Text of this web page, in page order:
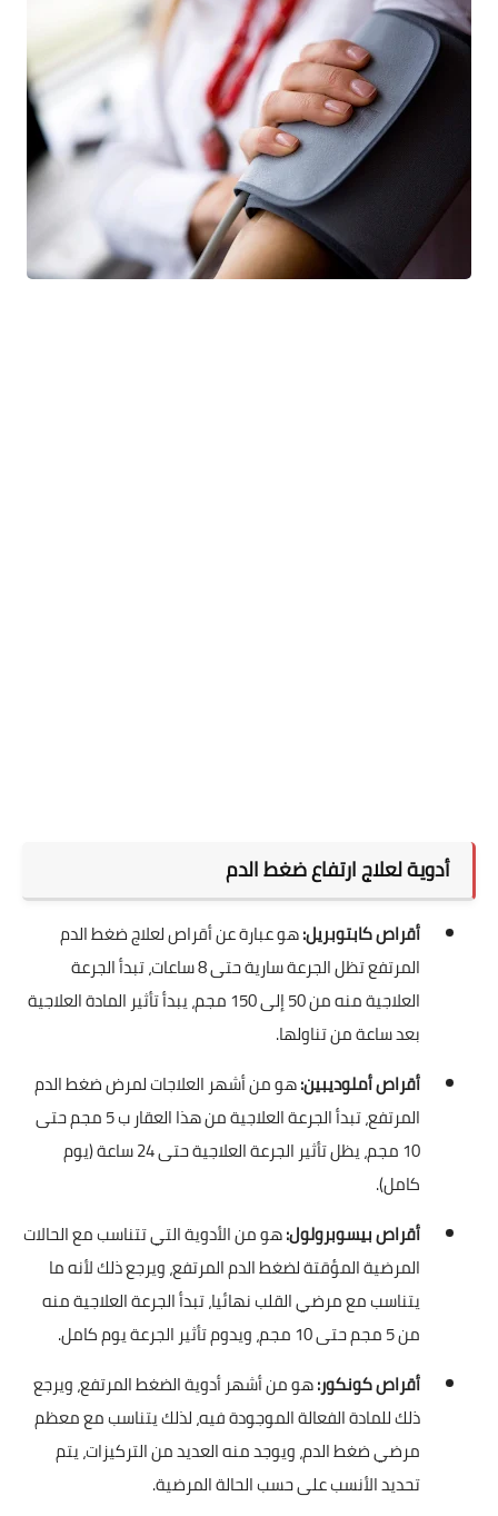
أدوية لعلاج ارتفاع ضغط الدم
أقراص كابتوبريل:هو عبارة عن أقراص لعلاج ضغط الدم
المرتفع تظل الجرعة سارية حتى 8 ساعات، تبدأ الجرعة
العلاجية منه من 50 إلى 150 مجم، يبدأ تأثير المادة العلاجية
بعد ساعة من تناولها.
أقراص أملوديبين:هو من أشهر العلاجات لمرض ضغط الدم
المرتفع، تبدأ الجرعة العلاجية من هذا العقار ب 5 مجم حتى
10 مجم، يظل تأثير الجرعة العلاجية حتى 24 ساعة (يوم
كامل).
أقراص بيسوبرولول:هو من الأدوية التي تتناسب مع الحالات
المرضية المؤقتة لضغط الدم المرتفع، ويرجع ذلك لأنه ما
يتناسب مع مرضي القلب نهائيا، تبدأ الجرعة العلاجية منه
من 5 مجم حتى 10 مجم، ويدوم تأثير الجرعة يوم كامل.
أقراص كونكور:هو من أشهر أدوية الضغط المرتفع، ويرجع
ذلك للمادة الفعالة الموجودة فيه، لذلك يتناسب مع معظم
مرضي ضغط الدم، ويوجد منه العديد من التركيزات، يتم
تحديد الأنسب على حسب الحالة المرضية.